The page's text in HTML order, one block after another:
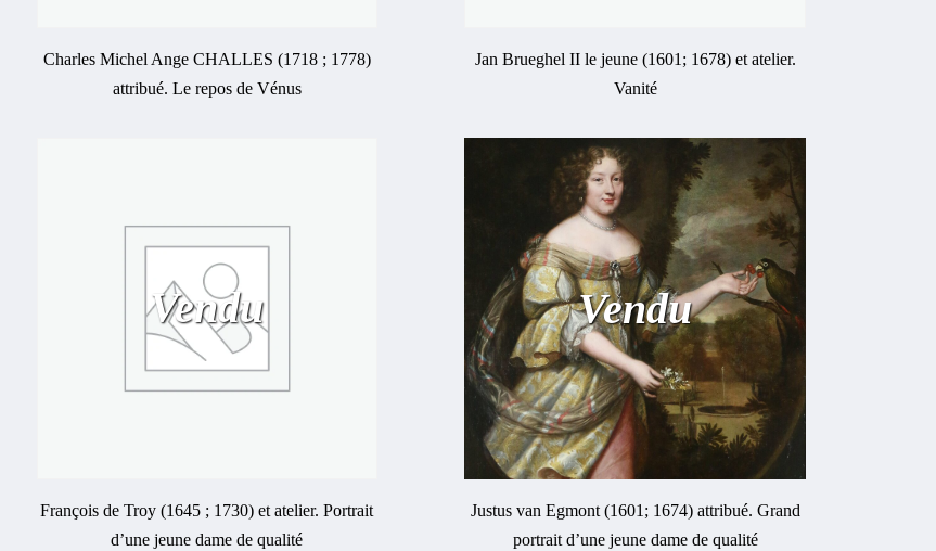
Charles Michel Ange CHALLES (1718 ; 1778)
attribué. Le repos de Vénus
Jan Brueghel II le jeune (1601; 1678) et atelier.
Vanité
Vendu
François de Troy (1645 ; 1730) et atelier. Portrait
d’une jeune dame de qualité
Vendu
Justus van Egmont (1601; 1674) attribué. Grand
portrait d’une jeune dame de qualité